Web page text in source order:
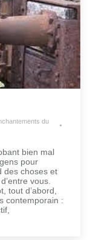
du
bien mal
pour
des choses et
vous.
tout d’abord,
contemporain :